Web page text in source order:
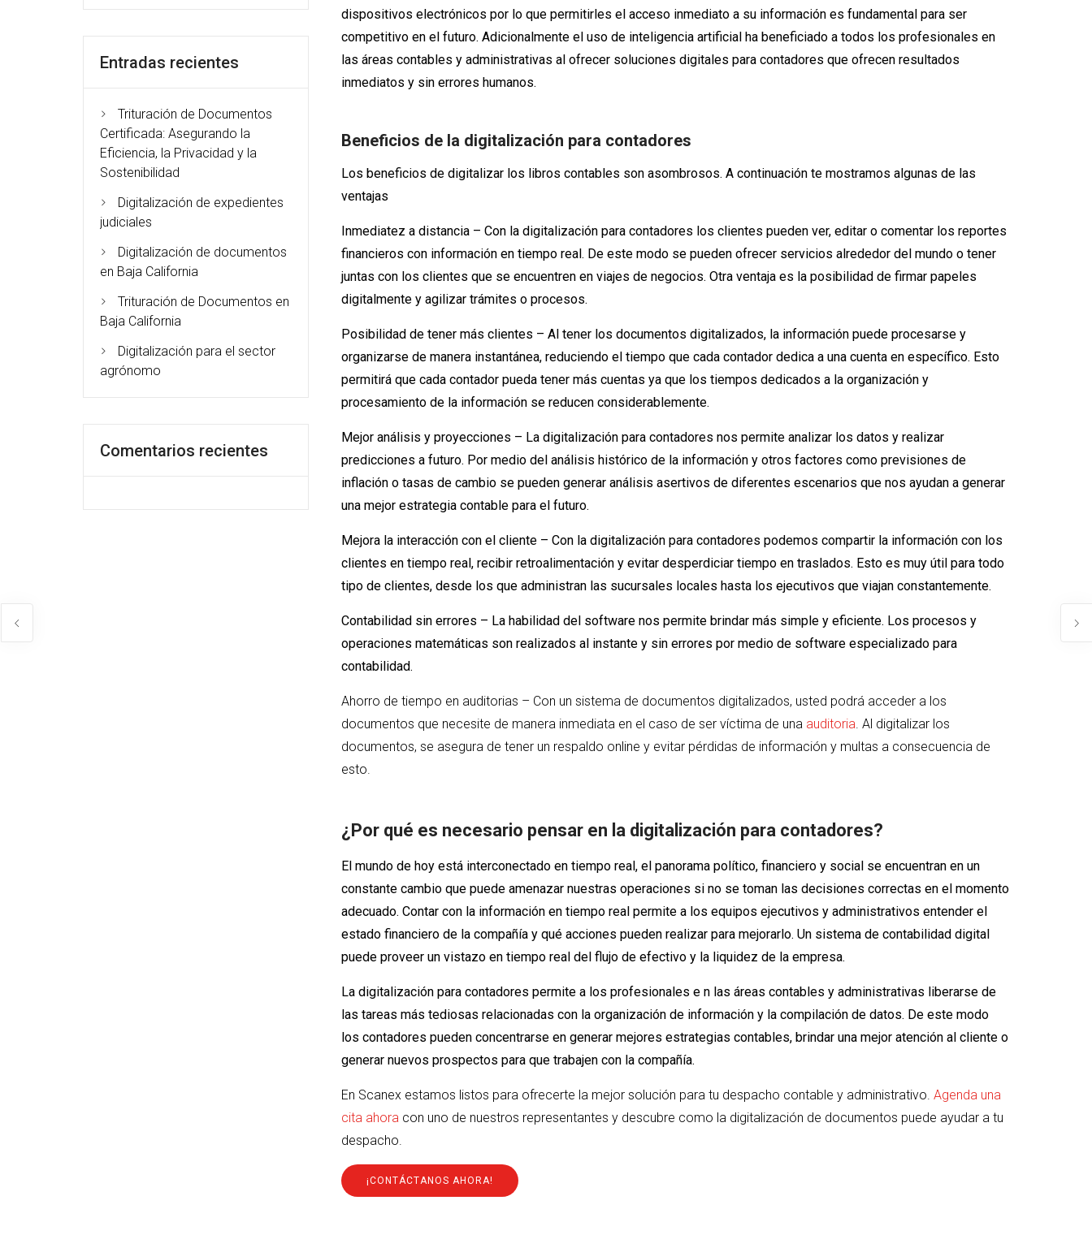
Entradas recientes
Trituración de Documentos
Certificada: Asegurando la
Eficiencia, la Privacidad y la
Sostenibilidad
Digitalización de expedientes
judiciales
Digitalización de documentos
en Baja California
Trituración de Documentos en
Baja California
Digitalización para el sector
agrónomo
Comentarios recientes
dispositivos electrónicos por lo que permitirles el acceso inmediato a su información es fundamental para ser
competitivo en el futuro. Adicionalmente el uso de inteligencia artificial ha beneficiado a todos los profesionales en
las áreas contables y administrativas al ofrecer soluciones digitales para contadores que ofrecen resultados
inmediatos y sin errores humanos.
Beneficios de la digitalización para contadores
Los beneficios de digitalizar los libros contables son asombrosos. A continuación te mostramos algunas de las
ventajas
Inmediatez a distancia – Con la digitalización para contadores los clientes pueden ver, editar o comentar los reportes
financieros con información en tiempo real. De este modo se pueden ofrecer servicios alrededor del mundo o tener
juntas con los clientes que se encuentren en viajes de negocios. Otra ventaja es la posibilidad de firmar papeles
digitalmente y agilizar trámites o procesos.
Posibilidad de tener más clientes – Al tener los documentos digitalizados, la información puede procesarse y
organizarse de manera instantánea, reduciendo el tiempo que cada contador dedica a una cuenta en específico. Esto
permitirá que cada contador pueda tener más cuentas ya que los tiempos dedicados a la organización y
procesamiento de la información se reducen considerablemente.
Mejor análisis y proyecciones – La digitalización para contadores nos permite analizar los datos y realizar
predicciones a futuro. Por medio del análisis histórico de la información y otros factores como previsiones de
inflación o tasas de cambio se pueden generar análisis asertivos de diferentes escenarios que nos ayudan a generar
una mejor estrategia contable para el futuro.
Mejora la interacción con el cliente – Con la digitalización para contadores podemos compartir la información con los
clientes en tiempo real, recibir retroalimentación y evitar desperdiciar tiempo en traslados. Esto es muy útil para todo
tipo de clientes, desde los que administran las sucursales locales hasta los ejecutivos que viajan constantemente.
Contabilidad sin errores – La habilidad del software nos permite brindar más simple y eficiente. Los procesos y
operaciones matemáticas son realizados al instante y sin errores por medio de software especializado para
contabilidad.
Ahorro de tiempo en auditorias – Con un sistema de documentos digitalizados, usted podrá acceder a los
documentos que necesite de manera inmediata en el caso de ser víctima de una auditoria. Al digitalizar los
documentos, se asegura de tener un respaldo online y evitar pérdidas de información y multas a consecuencia de
esto.
¿Por qué es necesario pensar en la digitalización para contadores?
El mundo de hoy está interconectado en tiempo real, el panorama político, financiero y social se encuentran en un
constante cambio que puede amenazar nuestras operaciones si no se toman las decisiones correctas en el momento
adecuado. Contar con la información en tiempo real permite a los equipos ejecutivos y administrativos entender el
estado financiero de la compañía y qué acciones pueden realizar para mejorarlo. Un sistema de contabilidad digital
puede proveer un vistazo en tiempo real del flujo de efectivo y la liquidez de la empresa.
La digitalización para contadores permite a los profesionales e n las áreas contables y administrativas liberarse de
las tareas más tediosas relacionadas con la organización de información y la compilación de datos. De este modo
los contadores pueden concentrarse en generar mejores estrategias contables, brindar una mejor atención al cliente o
generar nuevos prospectos para que trabajen con la compañía.
En Scanex estamos listos para ofrecerte la mejor solución para tu despacho contable y administrativo. Agenda una
cita ahora con uno de nuestros representantes y descubre como la digitalización de documentos puede ayudar a tu
despacho.
¡CONTÁCTANOS AHORA!